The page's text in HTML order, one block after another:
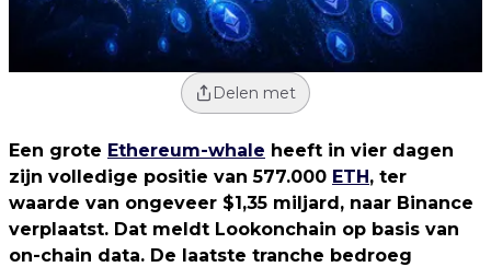
Delen met
Een grote Ethereum-whale heeft in vier dagen
zijn volledige positie van 577.000 ETH, ter
waarde van ongeveer $1,35 miljard, naar Binance
verplaatst. Dat meldt Lookonchain op basis van
on-chain data. De laatste tranche bedroeg